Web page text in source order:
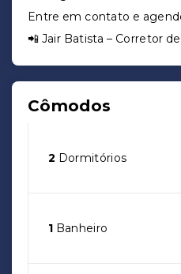
Entre em contato e
📲 Jair Batista – Corretor
Cômodos
2 Dormitórios
1 Banheiro